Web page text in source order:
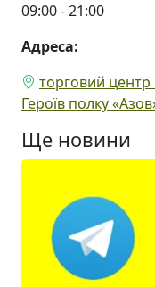
09:00 - 21:00
Адреса:
торговий центр
Героїв полку
Ще новини